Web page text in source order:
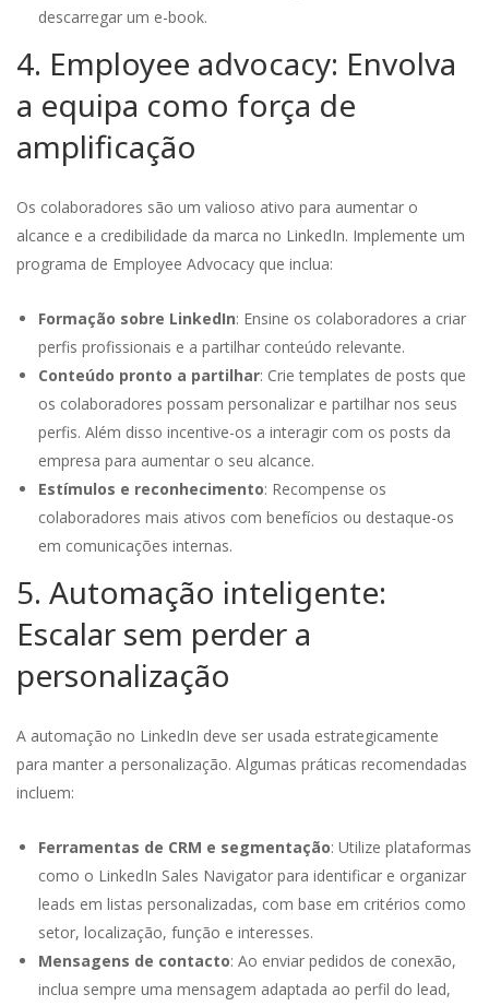
descarregar um e-book.
4. Employee advocacy: Envolva
a equipa como força de
amplificação
Os colaboradores são um valioso ativo para aumentar o
alcance e a credibilidade da marca no LinkedIn. Implemente um
programa de Employee Advocacy que inclua:
Formação sobre LinkedIn: Ensine os colaboradores a criar
perfis profissionais e a partilhar conteúdo relevante.
Conteúdo pronto a partilhar: Crie templates de posts que
os colaboradores possam personalizar e partilhar nos seus
perfis. Além disso incentive-os a interagir com os posts da
empresa para aumentar o seu alcance.
Estímulos e reconhecimento: Recompense os
colaboradores mais ativos com benefícios ou destaque-os
em comunicações internas.
5. Automação inteligente:
Escalar sem perder a
personalização
A automação no LinkedIn deve ser usada estrategicamente
para manter a personalização. Algumas práticas recomendadas
incluem:
Ferramentas de CRM e segmentação: Utilize plataformas
como o LinkedIn Sales Navigator para identificar e organizar
leads em listas personalizadas, com base em critérios como
setor, localização, função e interesses.
Mensagens de contacto: Ao enviar pedidos de conexão,
inclua sempre uma mensagem adaptada ao perfil do lead,